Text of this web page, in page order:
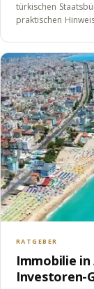
türkischen
praktischen
RATGEBER
Immobilie
Investoren-